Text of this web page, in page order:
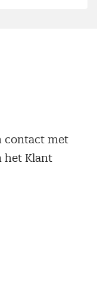
contact met
het Klant